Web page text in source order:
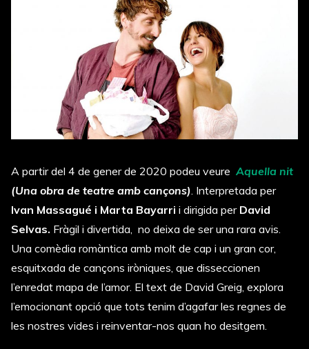
A partir del 4 de gener de 2020 podeu veure Aquella nit
(Una obra de teatre amb cançons) . Interpretada per
Ivan Massagué i Marta Bayarri i dirigida per David
Selvas. Fràgil i divertida, no deixa de ser una rara avis.
Una comèdia romàntica amb molt de cap i un gran cor,
esquitxada de cançons iròniques, que disseccionen
l’enredat mapa de l’amor. El text de David Greig, explora
l’emocionant opció que tots tenim d’agafar les regnes de
les nostres vides i reinventar-nos quan ho desitgem.